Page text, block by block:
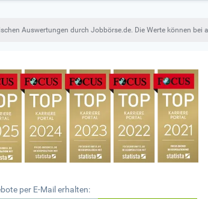
Auswertungen durch Jobbörse.de. Die Werte können bei
per E-Mail erhalten: